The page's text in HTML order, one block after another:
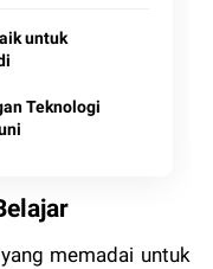
untuk
Teknologi
memadai untuk